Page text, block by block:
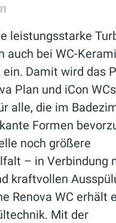
leistungsstarke
auch bei WC-
ein. Damit wird das
Plan und iCon
alle, die im
Formen
noch größere
– in Verbindung
kraftvollen
Renova WC erhält
Mit der